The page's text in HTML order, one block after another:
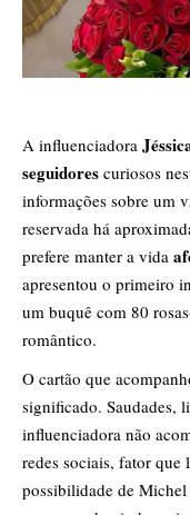
A influenciadora
seguidores curiosos
informações sobre um
reservada há
prefere manter a vida
apresentou o primeiro
um buquê com 80
romântico.
O cartão que
significado. Saudades,
influenciadora não
redes sociais, fator que
possibilidade de